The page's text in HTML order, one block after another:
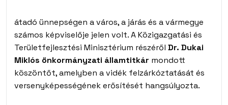
átadó ünnepségen a város, a járás és a vármegye
számos képviselője jelen volt. A Közigazgatási és
Területfejlesztési Minisztérium részéről Dr. Dukai
Miklós önkormányzati államtitkár mondott
köszöntőt, amelyben a vidék felzárkóztatását és
versenyképességének erősítését hangsúlyozta.